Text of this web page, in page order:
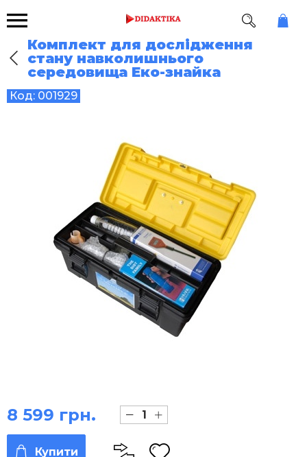
Комплект для дослідження
стану навколишнього
середовища Еко-знайка
Код: 001929
8 599 грн.
Купити